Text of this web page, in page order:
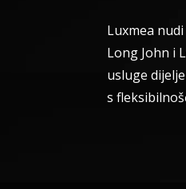
Luxmea
Long John i
usluge
s